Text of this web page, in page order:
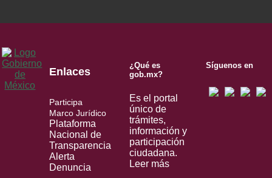
Enlaces
Participa
Marco Jurídico
Plataforma
Nacional de
Transparencia
Alerta
Denuncia
¿Qué es
gob.mx?
Es el portal
único de
trámites,
información y
participación
ciudadana.
Leer más
Síguenos en